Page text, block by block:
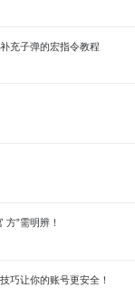
充子弹的宏指令教程
方”需明辨！
巧让你的账号更安全！